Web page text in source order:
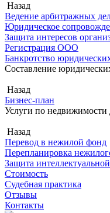
Назад
Ведение арбитражных
Юридическое
Защита интересов
Регистрация ООО
Банкротство
Составление
Назад
Бизнес-план
Услуги по
Назад
Перевод в нежилой фонд
Перепланировка
Защита
Стоимость
Судебная практика
Отзывы
Контакты